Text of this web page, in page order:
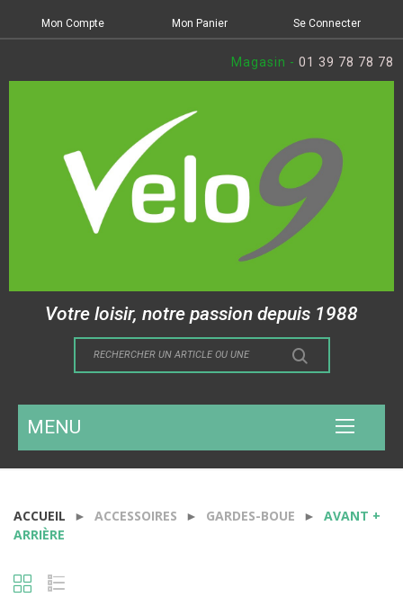
Mon Compte Mon Panier Se Connecter
Magasin - 01 39 78 78 78
Votre loisir, notre passion depuis 1988
MENU
ACCUEIL ACCESSOIRES GARDES-BOUE
AVANT +
ARRIÈRE